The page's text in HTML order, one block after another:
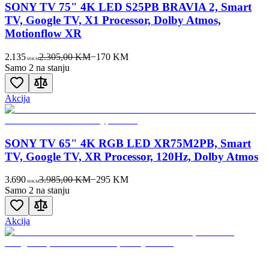
SONY TV 75" 4K LED S25PB BRAVIA 2, Smart
TV, Google TV, X1 Processor, Dolby Atmos,
Motionflow XR
2.135 00KM2.305,00 KM−170KM
Samo 2 na stanju
Akcija
SONY TV 65" 4K RGB LED XR75M2PB, Smart
TV, Google TV, XR Processor, 120Hz, Dolby Atmos
3.690 00KM3.985,00 KM−295KM
Samo 2 na stanju
Akcija